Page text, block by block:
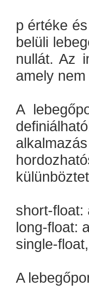
p értéke
belüli
nullát. Az
amely
A
short-float:
long-float:
single-
A